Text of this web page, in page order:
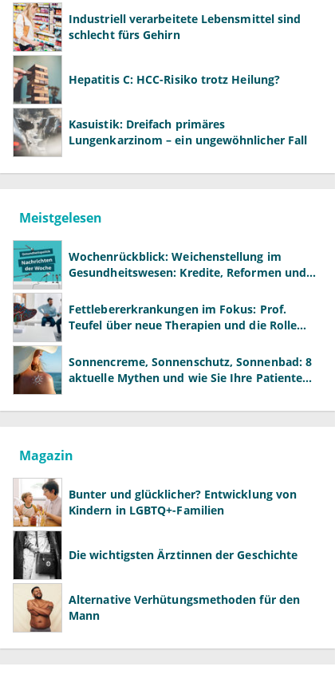
Industriell verarbeitete Lebensmittel sind
schlecht fürs Gehirn
Hepatitis C: HCC-Risiko trotz Heilung?
Kasuistik: Dreifach primäres
Lungenkarzinom – ein ungewöhnlicher Fall
Meistgelesen
Wochenrückblick: Weichenstellung im
Gesundheitswesen: Kredite, Reformen und
Fettlebererkrankungen im Fokus: Prof.
Teufel über neue Therapien und die Rolle
Sonnencreme, Sonnenschutz, Sonnenbad: 8
aktuelle Mythen und wie Sie Ihre Patienten
Magazin
Bunter und glücklicher? Entwicklung von
Kindern in LGBTQ+-Familien
Die wichtigsten Ärztinnen der Geschichte
Alternative Verhütungsmethoden für den
Mann